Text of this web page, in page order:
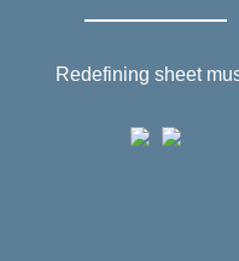
Redefining sheet